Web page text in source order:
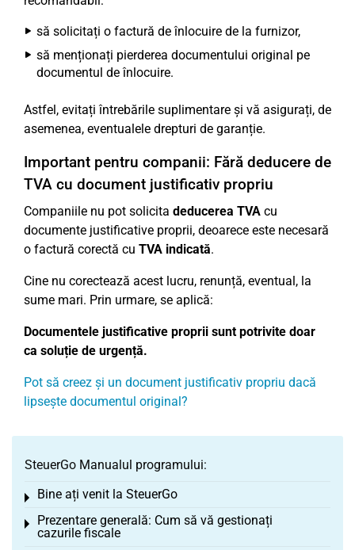
să solicitați o factură de înlocuire de la furnizor,
să menționați pierderea documentului original pe
documentul de înlocuire.
Astfel, evitați întrebările suplimentare și vă asigurați, de
asemenea, eventualele drepturi de garanție.
Important pentru companii: Fără deducere de
TVA cu document justificativ propriu
Companiile nu pot solicita deducerea TVA cu
documente justificative proprii, deoarece este necesară
o factură corectă cu TVA indicată.
Cine nu corectează acest lucru, renunță, eventual, la
sume mari. Prin urmare, se aplică:
Documentele justificative proprii sunt potrivite doar
ca soluție de urgență.
Pot să creez și un document justificativ propriu dacă
lipsește documentul original?
SteuerGo Manualul programului:
Bine ați venit la SteuerGo
Toggle menu
Prezentare generală: Cum să vă gestionați
cazurile fiscale
Toggle menu